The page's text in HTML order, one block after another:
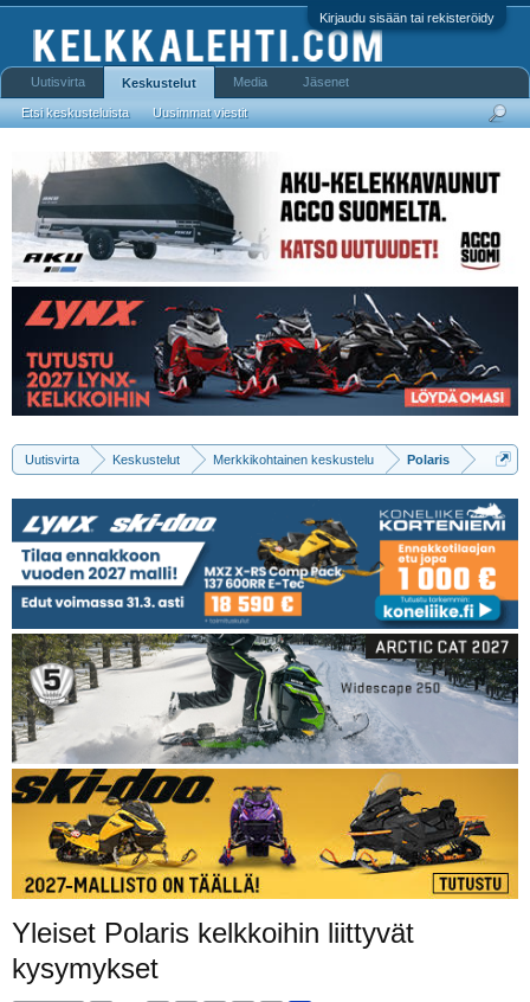
Kirjaudu sisään tai rekisteröidy
Uutisvirta Keskustelut Merkkikohtainen keskustelu Polaris
Yleiset Polaris kelkkoihin liittyvät
kysymykset
Uutisvirta Keskustelut
Etsi keskusteluista Uusimmat viestit
Media Jäsenet